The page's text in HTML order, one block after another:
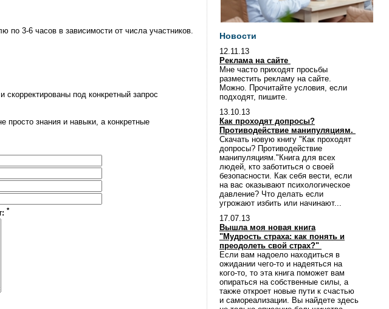
по 3-6 часов в зависимости от числа участников.
под конкретный запрос
просто знания и навыки, а конкретные
*
Новости
12.11.13
Реклама на сайте
Мне часто приходят просьбы
разместить рекламу на сайте.
Можно. Прочитайте условия, если
подходят, пишите.
13.10.13
Как проходят допросы?
Противодействие манипуляциям.
Скачать новую книгу "Как проходят
допросы? Противодействие
манипуляциям."Книга для всех
людей, кто заботиться о своей
безопасности. Как себя вести, если
на вас оказывают психологическое
давление? Что делать если
угрожают избить или начинают...
17.07.13
Вышла моя новая книга
"Мудрость страха: как понять и
преодолеть свой страх?"
Если вам надоело находиться в
ожидании чего-то и надеяться на
кого-то, то эта книга поможет вам
опираться на собственные силы, а
также откроет новые пути к счастью
и самореализации. Вы найдете здесь